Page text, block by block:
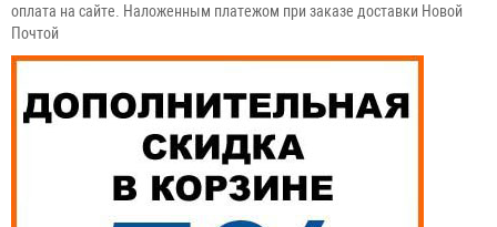
оплата на сайте. Наложенным платежом при заказе доставки Новой
Почтой